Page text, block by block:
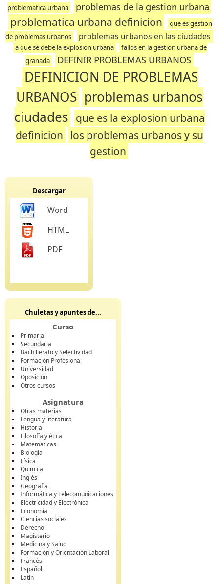
problematica urbana
problemas de la gestion urbana
problematica urbana definicion
que es gestion
de problemas urbanos
problemas urbanos en las ciudades
a que se debe la explosion urbana
fallos en la gestion urbana de
granada
DEFINIR PROBLEMAS URBANOS
DEFINICION DE PROBLEMAS
URBANOS problemas urbanos
ciudades que es la explosion urbana
definicion los problemas urbanos y su
gestion
Descargar
Word
HTML
PDF
Chuletas y apuntes de...
Curso
Primaria
Secundaria
Bachillerato y Selectividad
Formación Profesional
Universidad
Oposición
Otros cursos
Asignatura
Otras materias
Lengua y literatura
Historia
Filosofía y ética
Matemáticas
Biología
Física
Química
Inglés
Geografía
Informática y Telecomunicaciones
Electricidad y Electrónica
Economía
Ciencias sociales
Derecho
Magisterio
Medicina y Salud
Formación y Orientación Laboral
Francés
Español
Latín